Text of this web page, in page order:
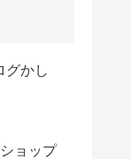
グかし
ョップ